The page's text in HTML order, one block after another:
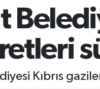
Kıbrıs